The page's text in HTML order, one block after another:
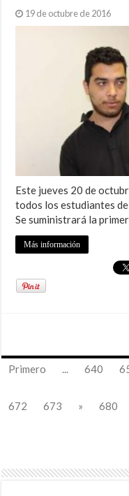
19 de octubre de 2016
Este jueves 20 de
todos los estudiantes
Se suministrará la
Más información
Primero ... 640
672
673 » 680